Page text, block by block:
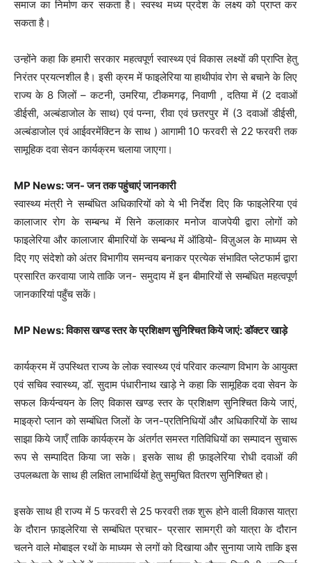
समाज का निर्माण कर सकता है। स्वस्थ मध्य प्रदेश के लक्ष्य को प्राप्त कर
सकता है।
उन्होंने कहा कि हमारी सरकार महत्वपूर्ण स्वास्थ्य एवं विकास लक्ष्यों की प्राप्ति हेतु
निरंतर प्रयत्नशील है। इसी क्रम में फाइलेरिया या हाथीपांव रोग से बचाने के लिए
राज्य के 8 जिलों – कटनी, उमरिया, टीकमगढ़, निवाणी , दतिया में (2 दवाओं
डीईसी, अल्बंडाजोल के साथ) एवं पन्ना, रीवा एवं छतरपुर में (3 दवाओं डीईसी,
अल्बंडाजोल एवं आईवरमेंक्टिन के साथ ) आगामी 10 फरवरी से 22 फरवरी तक
सामूहिक दवा सेवन कार्यक्रम चलाया जाएगा।
MP News: जन- जन तक पहुंचाएं जानकारी
स्वास्थ्य मंत्री ने सम्बंधित अधिकारियों को ये भी निर्देश दिए कि फाइलेरिया एवं
कालाजार रोग के सम्बन्ध में सिने कलाकार मनोज वाजपेयी द्वारा लोगों को
फाइलेरिया और कालाजार बीमारियों के सम्बन्ध में ऑडियो- विज़ुअल के माध्यम से
दिए गए संदेशो को अंतर विभागीय समन्वय बनाकर प्रत्येक संभावित प्लेटफार्म द्वारा
प्रसारित करवाया जाये ताकि जन- समुदाय में इन बीमारियों से सम्बंधित महत्वपूर्ण
जानकारियां पहुँच सकें।
MP News: विकास खण्ड स्तर के प्रशिक्षण सुनिश्चित कियेजाएं: डॉक्टर खाड़े
कार्यक्रम में उपस्थित राज्य के लोक स्वास्थ्य एवं परिवार कल्याण विभाग के आयुक्त
एवं सचिव स्वास्थ्य, डॉ. सुदाम पंधारीनाथ खाड़े ने कहा कि सामूहिक दवा सेवन के
सफल किर्यन्वयन के लिए विकास खण्ड स्तर के प्रशिक्षण सुनिश्चित किये जाएं,
माइक्रो प्लान को सम्बंधित जिलों के जन-प्रतिनिधियों और अधिकारियों के साथ
साझा किये जाएँ ताकि कार्यक्रम के अंतर्गत समस्त गतिविधियों का सम्पादन सुचारू
रूप से सम्पादित किया जा सके। इसके साथ ही फ़ाइलेरिया रोधी दवाओं की
उपलब्धता के साथ ही लक्षित लाभार्थियों हेतु समुचित वितरण सुनिश्चित हो।
इसके साथ ही राज्य में 5 फरवरी से 25 फरवरी तक शुरू होने वाली विकास यात्रा
के दौरान फ़ाइलेरिया से सम्बंधित प्रचार- प्रसार सामग्री को यात्रा के दौरान
चलने वाले मोबाइल रथों के माध्यम से लगों को दिखाया और सुनाया जाये ताकि इस